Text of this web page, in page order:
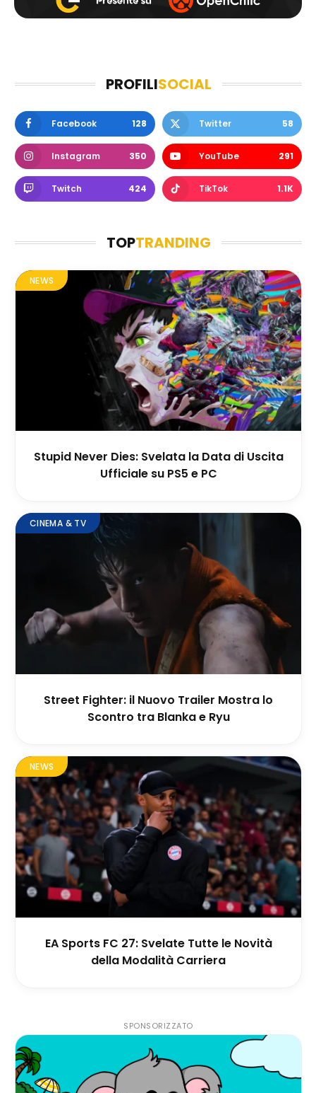
PROFILISOCIAL
Facebook 128 Twitter 58
Instagram 350 YouTube 291
Twitch 424 TikTok 1.1K
TOPTRANDING
NEWS
Stupid Never Dies: Svelata la Data di Uscita
Ufficiale su PS5 e PC
CINEMA & TV
Street Fighter: il Nuovo Trailer Mostra lo
Scontro tra Blanka e Ryu
NEWS
EA Sports FC 27: Svelate Tutte le Novità
della Modalità Carriera
SPONSORIZZATO